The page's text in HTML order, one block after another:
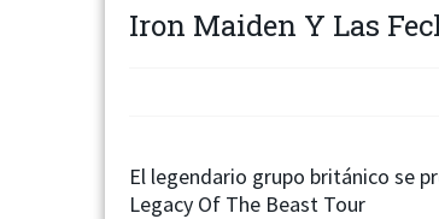
Iron Maiden Y Las
El legendario grupo británico se
Legacy Of The Beast Tour